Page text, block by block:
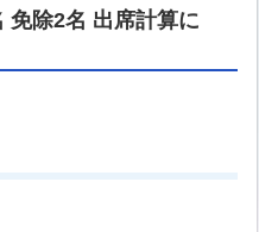
免除2名 出席計算に